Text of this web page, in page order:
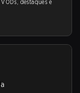
destaques e